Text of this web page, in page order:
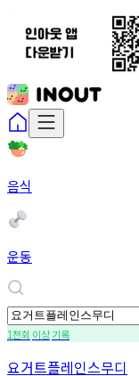
음식
운동
1천회 이상기록
요거트플레인스무디